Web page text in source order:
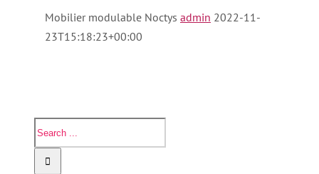
Mobilier modulable Noctys admin 2022-11-
23T15:18:23+00:00